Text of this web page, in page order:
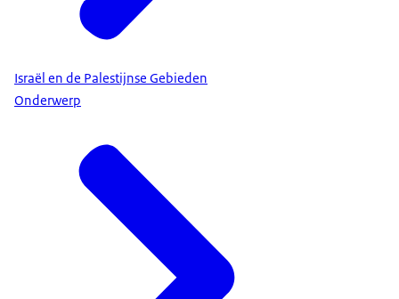
Israël en de Palestijnse Gebieden
Onderwerp